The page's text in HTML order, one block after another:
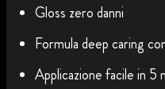
Gloss zero danni
Formula deep caring
Applicazione facile in 5